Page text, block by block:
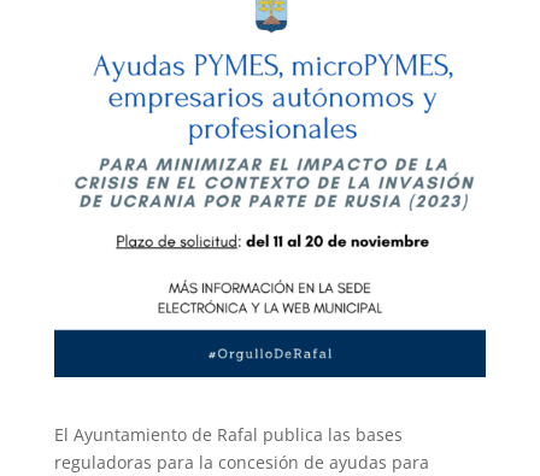
El Ayuntamiento de Rafal publica las bases
reguladoras para la concesión de ayudas para